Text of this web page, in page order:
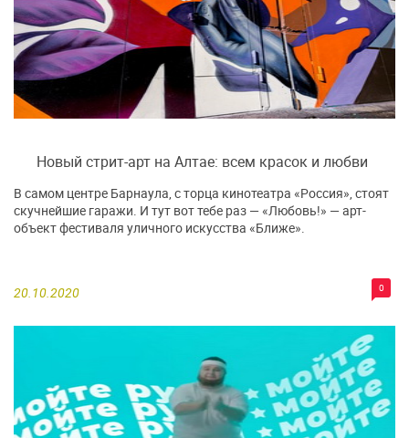
Новый стрит-арт на Алтае: всем красок и любви
20.10.2020 0
В самом центре Барнаула, с торца кинотеатра «Россия», стоят
скучнейшие гаражи. И тут вот тебе раз — «Любовь!» — арт-
объект фестиваля уличного искусства «Ближе».